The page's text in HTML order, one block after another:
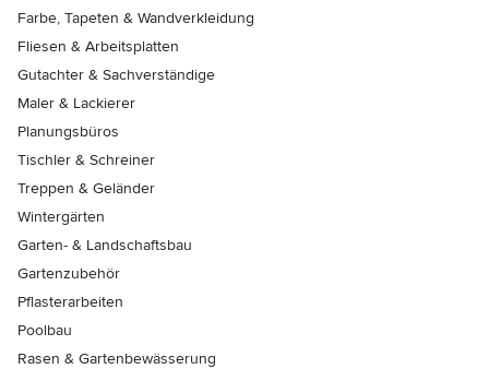
Farbe, Tapeten & Wandverkleidung
Fliesen & Arbeitsplatten
Gutachter & Sachverständige
Maler & Lackierer
Planungsbüros
Tischler & Schreiner
Treppen & Geländer
Wintergärten
Garten- & Landschaftsbau
Gartenzubehör
Pflasterarbeiten
Poolbau
Rasen & Gartenbewässerung